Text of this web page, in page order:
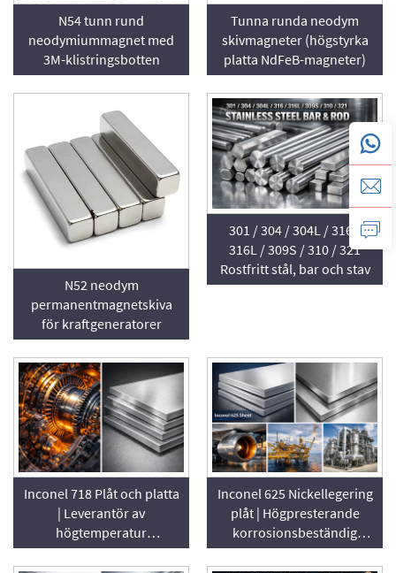
N54 tunn rund
neodymiummagnet med
3M-klistringsbotten
Tunna runda neodym
skivmagneter (högstyrka
platta NdFeB-magneter)
N52 neodym
permanentmagnetskiva
för kraftgeneratorer
301 / 304 / 304L / 316 /
316L / 309S / 310 / 321
Rostfritt stål, bar och stav
Inconel 718 Plåt och platta
| Leverantör av
högtemperatur
nickellegering
Inconel 625 Nickellegering
plåt | Högpresterande
korrosionsbeständig
platta